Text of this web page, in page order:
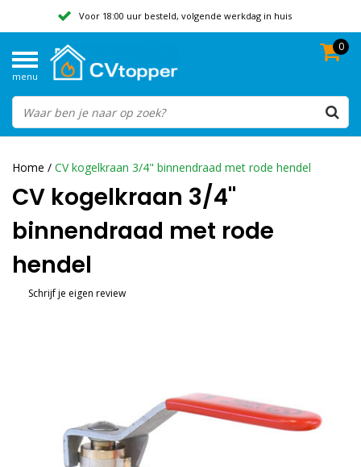
Voor 18:00 uur besteld, volgende werkdag in huis
Beoordeeld met een 9,8
menu
0
Home / CV kogelkraan 3/4" binnendraad met rode hendel
CV kogelkraan 3/4"
binnendraad met rode
hendel
Schrijf je eigen review